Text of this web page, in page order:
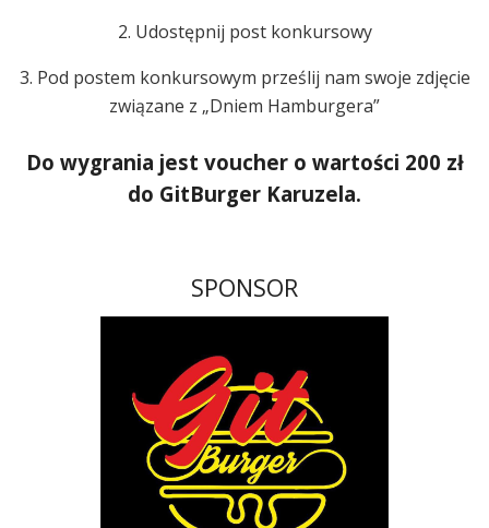
2. Udostępnij post konkursowy
3. Pod postem konkursowym prześlij nam swoje zdjęcie
związane z „Dniem Hamburgera”
Do wygrania jest voucher o wartości 200 zł
do GitBurger Karuzela.
SPONSOR